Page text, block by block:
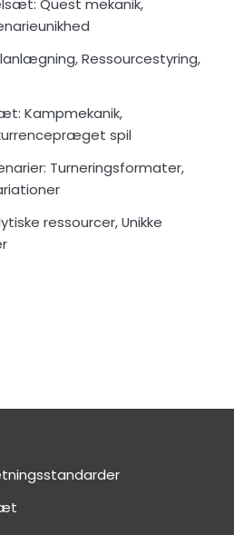
Quest mekanik,
Ressourcestyring,
Kampmekanik,
spil
Turneringsformater,
ressourcer, Unikke